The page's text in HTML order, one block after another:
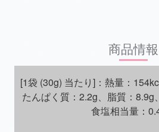
商品情報
[1袋 (30g) 当たり]：熱量：
たんぱく質：2.2g、脂質：8.9g
食塩相当量：